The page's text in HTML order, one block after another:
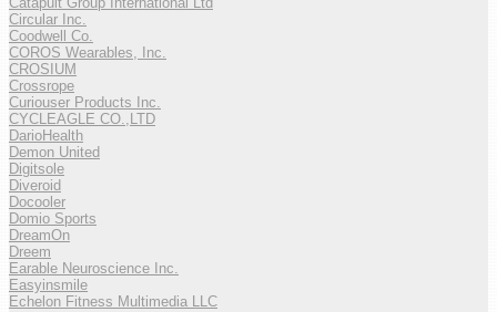
Circular Inc.
Coodwell Co.
COROS Wearables, Inc.
CROSIUM
Crossrope
Curiouser Products Inc.
CYCLEAGLE CO.,LTD
DarioHealth
Demon United
Digitsole
Diveroid
Docooler
Domio Sports
DreamOn
Dreem
Earable Neuroscience Inc.
Easyinsmile
Echelon Fitness Multimedia LLC